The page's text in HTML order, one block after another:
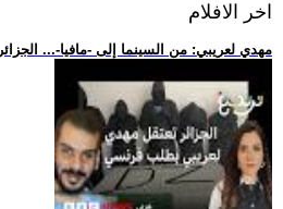
اخر الافلام
.. مهدي لعريبي: من السينما إلى -مافيا-...